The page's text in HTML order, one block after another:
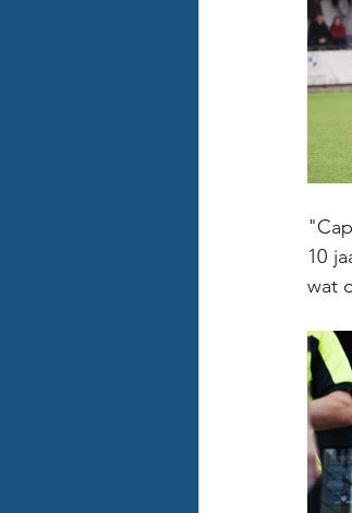
10
wat